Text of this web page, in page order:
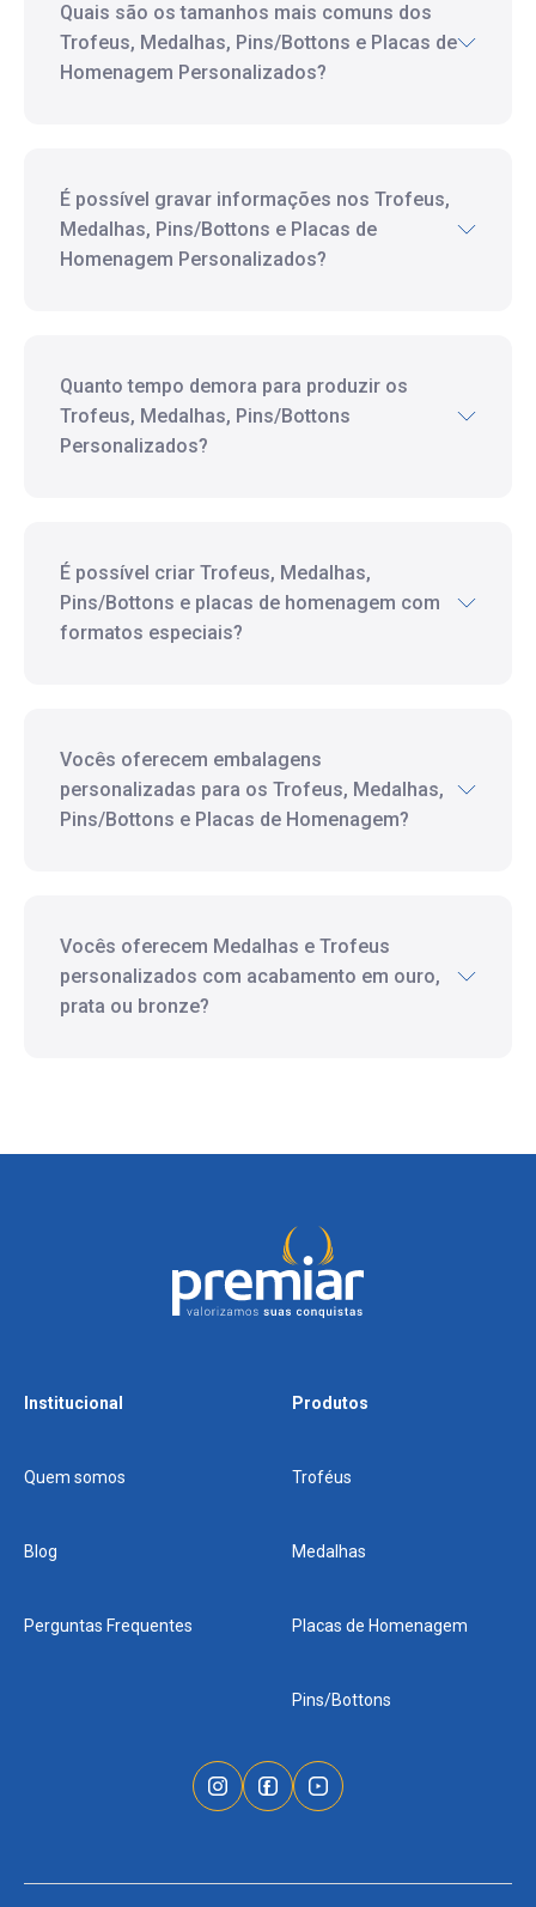
Quais são os tamanhos mais comuns dos
Trofeus, Medalhas, Pins/Bottons e Placas de
Homenagem Personalizados?
É possível gravar informações nos Trofeus,
Medalhas, Pins/Bottons e Placas de
Homenagem Personalizados?
Quanto tempo demora para produzir os
Trofeus, Medalhas, Pins/Bottons
Personalizados?
É possível criar Trofeus, Medalhas,
Pins/Bottons e placas de homenagem com
formatos especiais?
Vocês oferecem embalagens
personalizadas para os Trofeus, Medalhas,
Pins/Bottons e Placas de Homenagem?
Vocês oferecem Medalhas e Trofeus
personalizados com acabamento em ouro,
prata ou bronze?
Institucional
Quem somos
Blog
Perguntas Frequentes
Produtos
Troféus
Medalhas
Placas de Homenagem
Pins/Bottons